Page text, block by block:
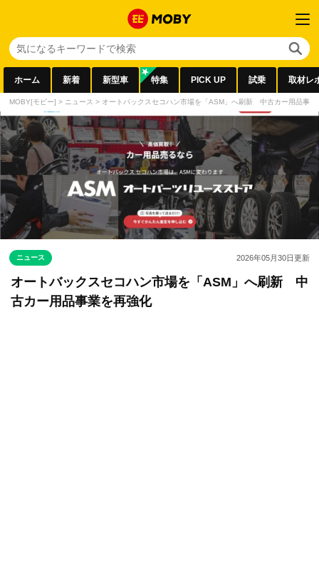
ホーム 新着 新型車 特集 PICK UP 試乗 取材レ
MOBY[モビー] > ニュース > オートバックスセコハン市場を「ASM」へ刷新 中古カー用品事業
ニュース 2026年05月30日更新
オートバックスセコハン市場を「ASM」へ刷新 中
古カー用品事業を再強化